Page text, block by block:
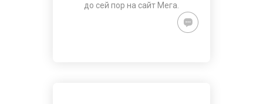
до сей пор на сайт Мега